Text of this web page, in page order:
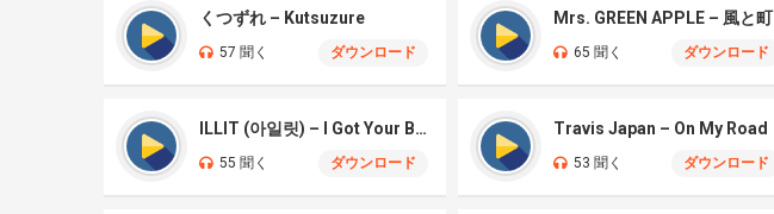
くつずれ – Kutsuzure
57 聞く ダウンロード
Mrs. GREEN APPLE – 風と町
65 聞く ダウンロード
ILLIT (아일릿) – I Got Your Back
55 聞く ダウンロード
Travis Japan – On My Road
53 聞く ダウンロード